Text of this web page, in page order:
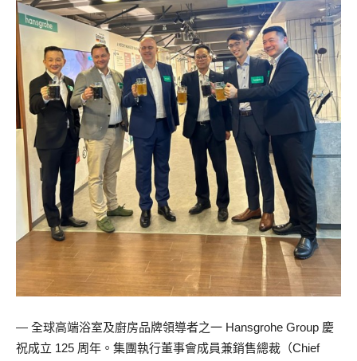
— 全球高端浴室及廚房品牌領導者之一 Hansgrohe Group 慶
祝成立 125 周年。集團執行董事會成員兼銷售總裁（Chief